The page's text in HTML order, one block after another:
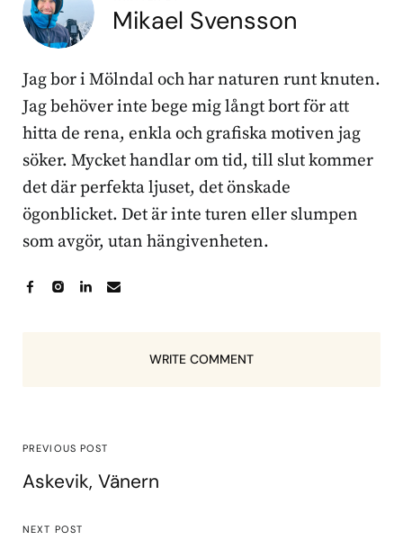
Mikael Svensson
Jag bor i Mölndal och har naturen runt knuten.
Jag behöver inte bege mig långt bort för att
hitta de rena, enkla och grafiska motiven jag
söker. Mycket handlar om tid, till slut kommer
det där perfekta ljuset, det önskade
ögonblicket. Det är inte turen eller slumpen
som avgör, utan hängivenheten.
WRITE COMMENT
PREVIOUS POST
Askevik, Vänern
NEXT POST